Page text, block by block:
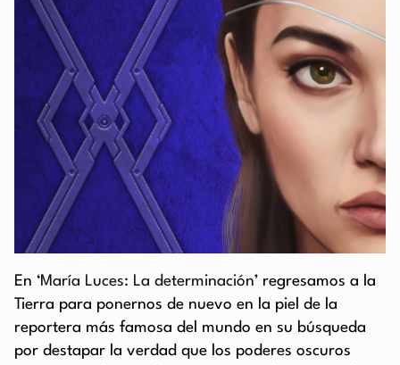
En ‘María Luces: La determinación’ regresamos a la
Tierra para ponernos de nuevo en la piel de la
reportera más famosa del mundo en su búsqueda
por destapar la verdad que los poderes oscuros